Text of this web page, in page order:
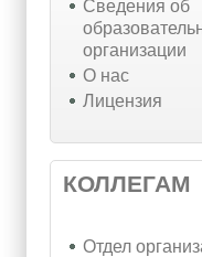
Cведения об
организации
О нас
Лицензия
КОЛЛЕГАМ
Отдел